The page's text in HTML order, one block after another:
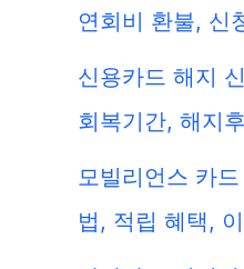
연회비 환불, 신
신용카드 해지
회복기간, 해지
모빌리언스 카
법, 적립 혜택,